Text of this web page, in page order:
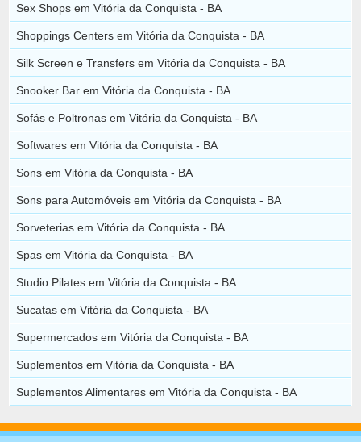
Sex Shops em Vitória da Conquista - BA
Shoppings Centers em Vitória da Conquista - BA
Silk Screen e Transfers em Vitória da Conquista - BA
Snooker Bar em Vitória da Conquista - BA
Sofás e Poltronas em Vitória da Conquista - BA
Softwares em Vitória da Conquista - BA
Sons em Vitória da Conquista - BA
Sons para Automóveis em Vitória da Conquista - BA
Sorveterias em Vitória da Conquista - BA
Spas em Vitória da Conquista - BA
Studio Pilates em Vitória da Conquista - BA
Sucatas em Vitória da Conquista - BA
Supermercados em Vitória da Conquista - BA
Suplementos em Vitória da Conquista - BA
Suplementos Alimentares em Vitória da Conquista - BA